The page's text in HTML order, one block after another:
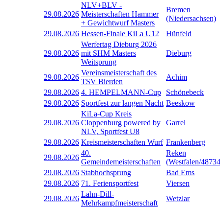
29.08.2026
NLV+BLV -
Meisterschaften Hammer
+ Gewichtwurf Masters
Bremen
(Niedersachsen)
29.08.2026 Hessen-Finale KiLa U12 Hünfeld
29.08.2026
Werfertag Dieburg 2026
mit SHM Masters
Weitsprung
Dieburg
29.08.2026
Vereinsmeisterschaft des
TSV Bierden
Achim
29.08.2026 4. HEMPELMANN-Cup
Schönebeck
29.08.2026 Sportfest zur langen Nacht Beeskow
29.08.2026
KiLa-Cup Kreis
Cloppenburg powered by
NLV, Sportfest U8
Garrel
29.08.2026 Kreismeisterschaften Wurf Frankenberg
29.08.2026
40.
Gemeindemeisterschaften
Reken
(Westfalen/
29.08.2026 Stabhochsprung
Bad Ems
29.08.2026 71. Feriensportfest
Viersen
29.08.2026
Lahn-Dill-
Mehrkampfmeisterschaft
Wetzlar